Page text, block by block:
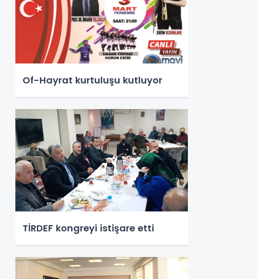
Of-Hayrat kurtuluşu kutluyor
TİRDEF kongreyi istişare etti